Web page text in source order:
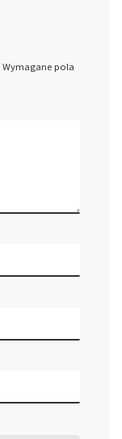
Wymagane pola